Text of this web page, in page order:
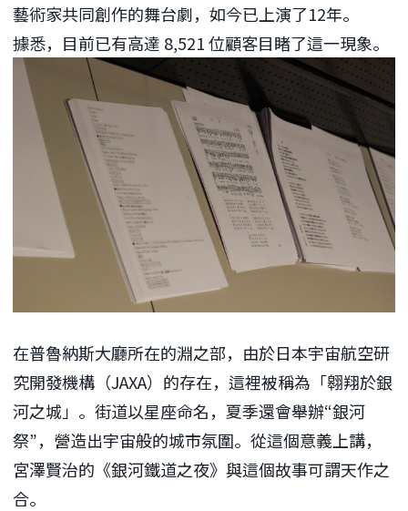
藝術家共同創作的舞台劇，如今已上演了12年。
據悉，目前已有高達 8,521 位顧客目睹了這一現象。
在普魯納斯大廳所在的淵之部，由於日本宇宙航空研
究開發機構（JAXA）的存在，這裡被稱為「翱翔於銀
河之城」。街道以星座命名，夏季還會舉辦“銀河
祭”，營造出宇宙般的城市氛圍。從這個意義上講，
宮澤賢治的《銀河鐵道之夜》與這個故事可謂天作之
合。